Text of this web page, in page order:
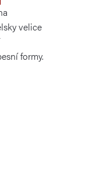
velice
formy.